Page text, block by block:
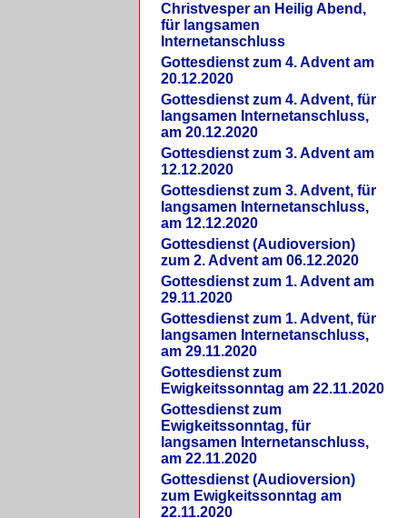
Christvesper an Heilig Abend,
für langsamen
Internetanschluss
Gottesdienst zum 4. Advent am
20.12.2020
Gottesdienst zum 4. Advent, für
langsamen Internetanschluss,
am 20.12.2020
Gottesdienst zum 3. Advent am
12.12.2020
Gottesdienst zum 3. Advent, für
langsamen Internetanschluss,
am 12.12.2020
Gottesdienst (Audioversion)
zum 2. Advent am 06.12.2020
Gottesdienst zum 1. Advent am
29.11.2020
Gottesdienst zum 1. Advent, für
langsamen Internetanschluss,
am 29.11.2020
Gottesdienst zum
Ewigkeitssonntag am 22.11.2020
Gottesdienst zum
Ewigkeitssonntag, für
langsamen Internetanschluss,
am 22.11.2020
Gottesdienst (Audioversion)
zum Ewigkeitssonntag am
22.11.2020